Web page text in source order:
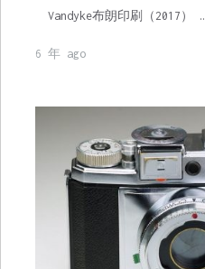
Vandyke布朗印刷（2017） …
6 年 ago